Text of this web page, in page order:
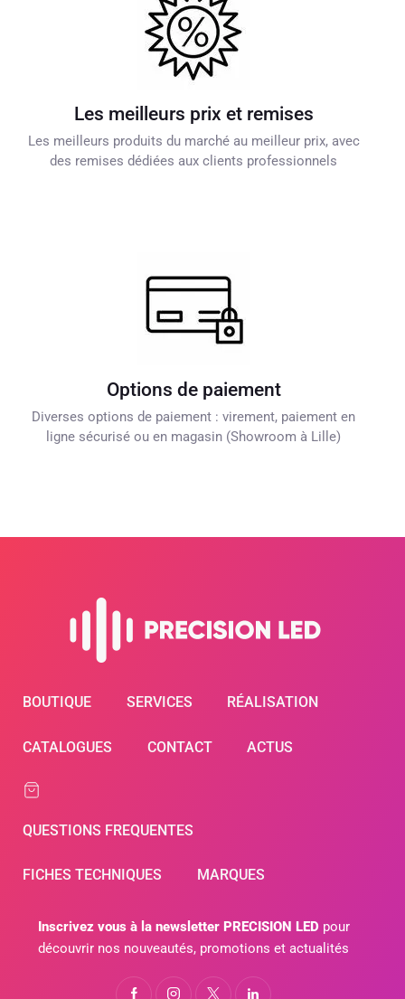
Les meilleurs prix et remises
Les meilleurs produits du marché au meilleur prix, avec
des remises dédiées aux clients professionnels
Options de paiement
Diverses options de paiement : virement, paiement en
ligne sécurisé ou en magasin (Showroom à Lille)
BOUTIQUE SERVICES RÉALISATION
CATALOGUES CONTACT ACTUS
QUESTIONS FREQUENTES
FICHES TECHNIQUES MARQUES
Inscrivez vous à la newsletter PRECISION LEDpour
découvrir nos nouveautés, promotions et actualités